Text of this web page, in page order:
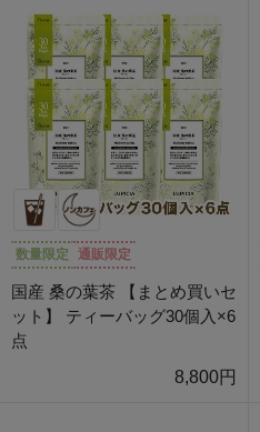
数量限定 通販限定
国産 桑の葉茶 【まとめ買いセ
ット】 ティーバッグ30個入×6
点
8,800円